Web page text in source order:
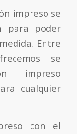
impreso se
para poder
Entre
se
impreso
cualquier
con el